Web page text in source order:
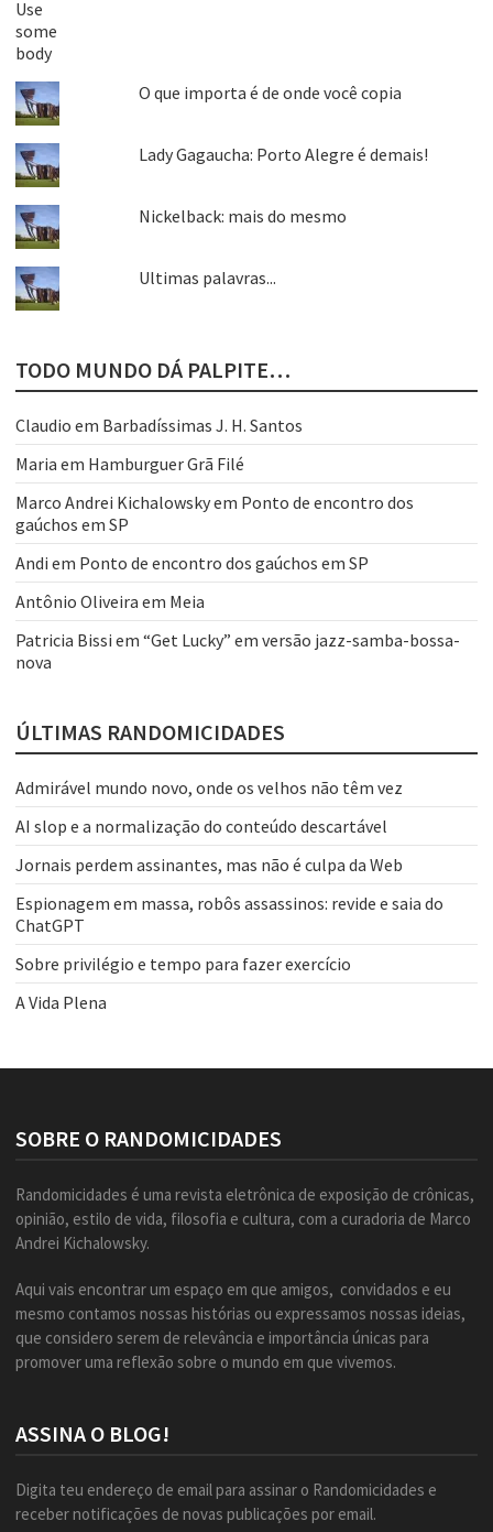
O que importa é de onde você copia
Lady Gagaucha: Porto Alegre é demais!
Nickelback: mais do mesmo
Ultimas palavras...
TODO MUNDO DÁ PALPITE…
Claudio em Barbadíssimas J. H. Santos
Maria em Hamburguer Grã Filé
Marco Andrei Kichalowskyem Ponto de encontro dos
gaúchos em SP
Andi em Ponto de encontro dos gaúchos em SP
Antônio Oliveira em Meia
Patricia Bissi em “Get Lucky” em versão jazz-samba-bossa-
nova
ÚLTIMAS RANDOMICIDADES
Admirável mundo novo, onde os velhos não têm vez
AI slop e a normalização do conteúdo descartável
Jornais perdem assinantes, mas não é culpa da Web
Espionagem em massa, robôs assassinos: revide e saia do
ChatGPT
Sobre privilégio e tempo para fazer exercício
A Vida Plena
SOBRE O RANDOMICIDADES
Randomicidades é uma revista eletrônica de exposição de crônicas,
opinião, estilo de vida, filosofia e cultura, com a curadoria de Marco
Andrei Kichalowsky.
Aqui vais encontrar um espaço em que amigos, convidados e eu
mesmo contamos nossas histórias ou expressamos nossas ideias,
que considero serem de relevância e importância únicas para
promover uma reflexão sobre o mundo em que vivemos.
ASSINA O BLOG!
Digita teu endereço de email para assinar o Randomicidades e
receber notificações de novas publicações por email.